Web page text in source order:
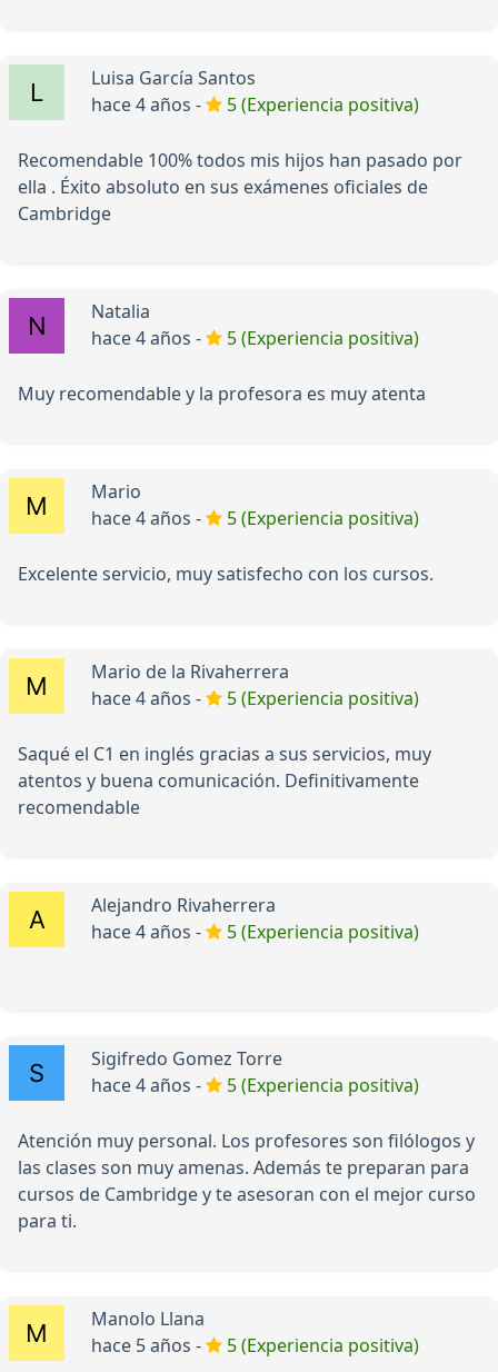
Luisa García Santos
hace 4 años -
5 (Experiencia positiva)
Recomendable 100% todos mis hijos han pasado por
ella . Éxito absoluto en sus exámenes oficiales de
Cambridge
Natalia
hace 4 años -
5 (Experiencia positiva)
Muy recomendable y la profesora es muy atenta
Mario
hace 4 años -
5 (Experiencia positiva)
Excelente servicio, muy satisfecho con los cursos.
Mario de la Rivaherrera
hace 4 años -
5 (Experiencia positiva)
Saqué el C1 en inglés gracias a sus servicios, muy
atentos y buena comunicación. Definitivamente
recomendable
Alejandro Rivaherrera
hace 4 años -
5 (Experiencia positiva)
Sigifredo Gomez Torre
hace 4 años -
5 (Experiencia positiva)
Atención muy personal. Los profesores son filólogos y
las clases son muy amenas. Además te preparan para
cursos de Cambridge y te asesoran con el mejor curso
para ti.
Manolo Llana
hace 5 años -
5 (Experiencia positiva)